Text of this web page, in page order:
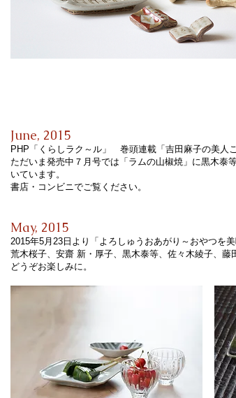
June, 2015
PHP「くらしラク～ル」 巻頭連載「吉田麻子の美人
ただいま発売中７月号では「ラムの山椒焼」に黒木泰
いています。
書店・コンビニでご覧ください。
May, 2015
2015年5月23日より「よろしゅうおあがり～おやつを
荒木桜子、安齋 新・厚子、黒木泰等、佐々木綾子、
どうぞお楽しみに。